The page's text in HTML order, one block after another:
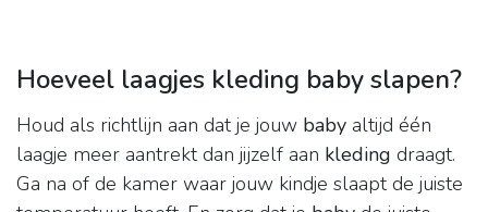
Hoeveel laagjes kleding baby slapen?
Houd als richtlijn aan dat je jouw baby altijd één
laagje meer aantrekt dan jijzelf aan kleding draagt.
Ga na of de kamer waar jouw kindje slaapt de juiste